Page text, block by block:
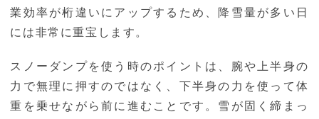
業効率が桁違いにアップするため、降雪量が多い日
には非常に重宝します。
スノーダンプを使う時のポイントは、腕や上半身の
力で無理に押すのではなく、下半身の力を使って体
重を乗せながら前に進むことです。雪が固く締まっ